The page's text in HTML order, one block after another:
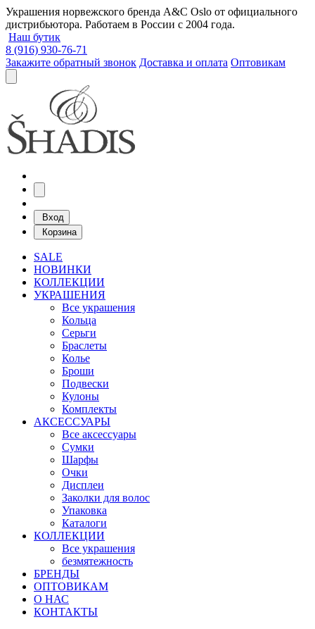
Украшения норвежского бренда A&C Oslo от официального
дистрибьютора. Работаем в России с 2004 года.
Наш бутик
8 (916) 930-76-71
Закажите обратный звонок Доставка и оплата Оптовикам
Вход
Корзина
SALE
НОВИНКИ
КОЛЛЕКЦИИ
УКРАШЕНИЯ
Все украшения
Кольца
Серьги
Браслеты
Колье
Броши
Подвески
Кулоны
Комплекты
АКСЕССУАРЫ
Все аксессуары
Сумки
Шарфы
Очки
Дисплеи
Заколки для волос
Упаковка
Каталоги
КОЛЛЕКЦИИ
Все украшения
безмятежность
БРЕНДЫ
ОПТОВИКАМ
О НАС
КОНТАКТЫ